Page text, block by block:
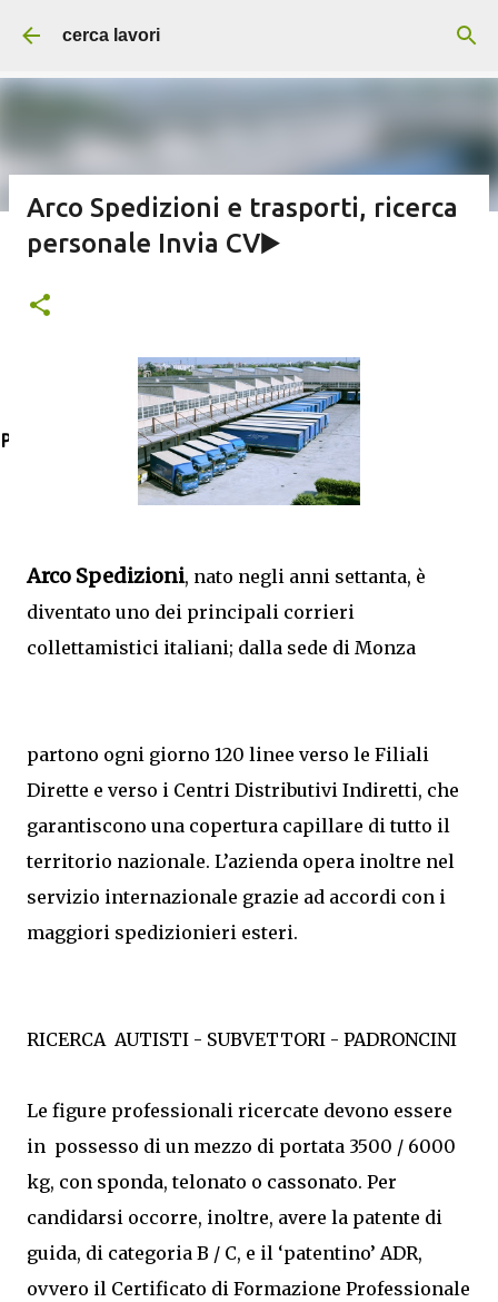
Passa ai contenuti principali
cerca lavori
Post in evidenza
Addetti/e alle pulizie servizi per
aziende e supermercati
Arco Spedizioni e trasporti, ricerca
personale Invia CV▶️
Arco Spedizioni, nato negli anni settanta, è
diventato uno dei principali corrieri
collettamistici italiani; dalla sede di Monza
partono ogni giorno 120 linee verso le Filiali
Dirette e verso i Centri Distributivi Indiretti, che
garantiscono una copertura capillare di tutto il
territorio nazionale. L’azienda opera inoltre nel
servizio internazionale grazie ad accordi con i
maggiori spedizionieri esteri.
RICERCA AUTISTI - SUBVETTORI - PADRONCINI
Le figure professionali ricercate devono essere
in possesso di un mezzo di portata 3500 / 6000
kg, con sponda, telonato o cassonato. Per
candidarsi occorre, inoltre, avere la patente di
guida, di categoria B / C, e il ‘patentino’ ADR,
ovvero il Certificato di Formazione Professionale